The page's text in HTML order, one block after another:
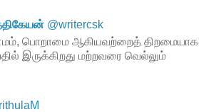
@writercsk
பொறாமை ஆகியவற்றைத் திறமையாக
இருக்கிறது மற்றவரை வெல்லும்